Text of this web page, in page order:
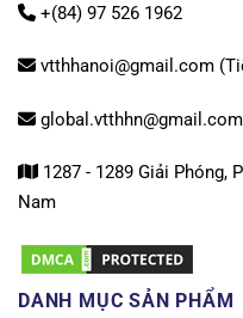
+(84) 97 526 1962
vtthhanoi@gmail.com
1287 - 1289 Giải Phóng,
Nam
DANH MỤC SẢN PHẨM